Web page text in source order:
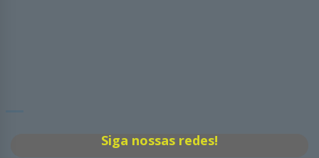
Siga nossas redes!